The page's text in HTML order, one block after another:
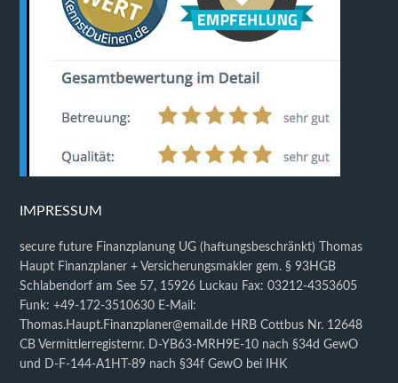
IMPRESSUM
secure future Finanzplanung UG (haftungsbeschränkt) Thomas
Haupt Finanzplaner + Versicherungsmakler gem. § 93HGB
Schlabendorf am See 57, 15926 Luckau Fax: 03212-4353605
Funk: +49-172-3510630 E-Mail:
Thomas.Haupt.Finanzplaner@email.de HRB Cottbus Nr. 12648
CB Vermittlerregisternr. D-YB63-MRH9E-10 nach §34d GewO
und D-F-144-A1HT-89 nach §34f GewO bei IHK